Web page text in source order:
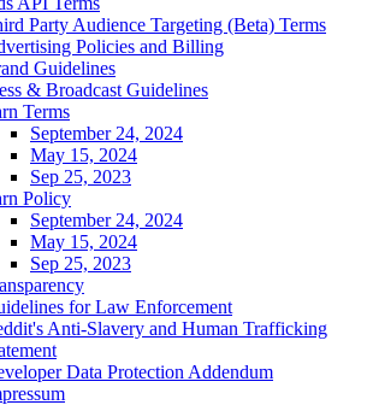
Party Audience Targeting (Beta) Terms
Policies and Billing
Guidelines
& Broadcast Guidelines
Terms
September 24, 2024
May 15, 2024
Sep 25, 2023
Policy
September 24, 2024
May 15, 2024
Sep 25, 2023
for Law Enforcement
Anti-Slavery and Human Trafficking
Data Protection Addendum